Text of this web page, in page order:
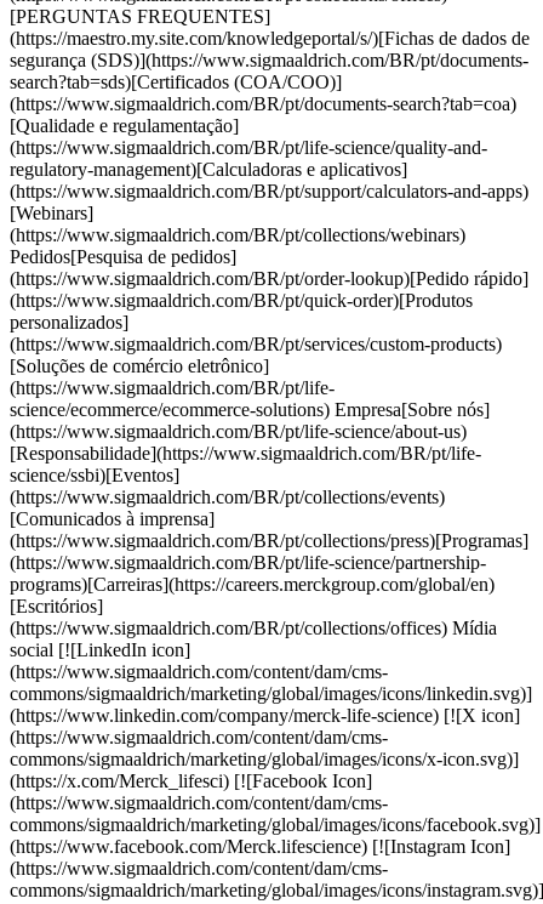
[PERGUNTAS FREQUENTES]
(https://maestro.my.site.com/knowledgeportal/s/)[Fichas de dados de
segurança (SDS)](https://www.sigmaaldrich.com/BR/pt/documents-
search?tab=sds)[Certificados (COA/COO)]
(https://www.sigmaaldrich.com/BR/pt/documents-search?tab=coa)
[Qualidade e regulamentação]
(https://www.sigmaaldrich.com/BR/pt/life-science/quality-and-
regulatory-management)[Calculadoras e aplicativos]
(https://www.sigmaaldrich.com/BR/pt/support/calculators-and-apps)
[Webinars]
(https://www.sigmaaldrich.com/BR/pt/collections/webinars)
Pedidos[Pesquisa de pedidos]
(https://www.sigmaaldrich.com/BR/pt/order-lookup)[Pedido rápido]
(https://www.sigmaaldrich.com/BR/pt/quick-order)[Produtos
personalizados]
(https://www.sigmaaldrich.com/BR/pt/services/custom-products)
[Soluções de comércio eletrônico]
(https://www.sigmaaldrich.com/BR/pt/life-
science/ecommerce/ecommerce-solutions) Empresa[Sobre nós]
(https://www.sigmaaldrich.com/BR/pt/life-science/about-us)
[Responsabilidade](https://www.sigmaaldrich.com/BR/pt/life-
science/ssbi)[Eventos]
(https://www.sigmaaldrich.com/BR/pt/collections/events)
[Comunicados à imprensa]
(https://www.sigmaaldrich.com/BR/pt/collections/press)[Programas]
(https://www.sigmaaldrich.com/BR/pt/life-science/partnership-
programs)[Carreiras](https://careers.merckgroup.com/global/en)
[Escritórios]
(https://www.sigmaaldrich.com/BR/pt/collections/offices) Mídia
social [![LinkedIn icon]
(https://www.sigmaaldrich.com/content/dam/cms-
commons/sigmaaldrich/marketing/global/images/icons/linkedin.svg)]
(https://www.linkedin.com/company/merck-life-science) [![X icon]
(https://www.sigmaaldrich.com/content/dam/cms-
commons/sigmaaldrich/marketing/global/images/icons/x-icon.svg)]
(https://x.com/Merck_lifesci) [![Facebook Icon]
(https://www.sigmaaldrich.com/content/dam/cms-
commons/sigmaaldrich/marketing/global/images/icons/facebook.svg)]
(https://www.facebook.com/Merck.lifescience) [![Instagram Icon]
(https://www.sigmaaldrich.com/content/dam/cms-
commons/sigmaaldrich/marketing/global/images/icons/instagram.svg)]